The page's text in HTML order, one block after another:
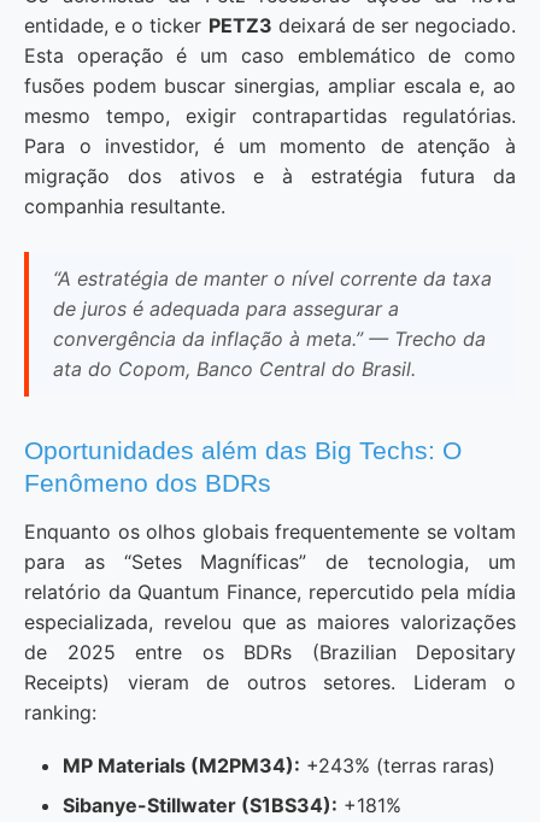
entidade, e o ticker PETZ3 deixará de ser negociado.
Esta operação é um caso emblemático de como
fusões podem buscar sinergias, ampliar escala e, ao
mesmo tempo, exigir contrapartidas regulatórias.
Para o investidor, é um momento de atenção à
migração dos ativos e à estratégia futura da
companhia resultante.
“A estratégia de manter o nível corrente da taxa
de juros é adequada para assegurar a
convergência da inflação à meta.” — Trecho da
ata do Copom, Banco Central do Brasil.
Oportunidades além das Big Techs: O
Fenômeno dos BDRs
Enquanto os olhos globais frequentemente se voltam
para as “Setes Magníficas” de tecnologia, um
relatório da Quantum Finance, repercutido pela mídia
especializada, revelou que as maiores valorizações
de 2025 entre os BDRs (Brazilian Depositary
Receipts) vieram de outros setores. Lideram o
ranking:
MP Materials (M2PM34): +243% (terras raras)
Sibanye-Stillwater (S1BS34): +181%